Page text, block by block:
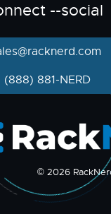
--social
(888) 881-NERD
© 2026